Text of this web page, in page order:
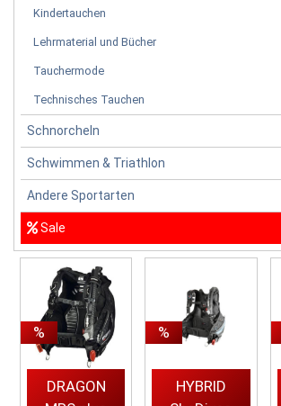
Kindertauchen
Lehrmaterial und Bücher
Tauchermode
Technisches Tauchen
Schnorcheln
Schwimmen & Triathlon
Andere Sportarten
Sale
%
DRAGON
%
HYBRID